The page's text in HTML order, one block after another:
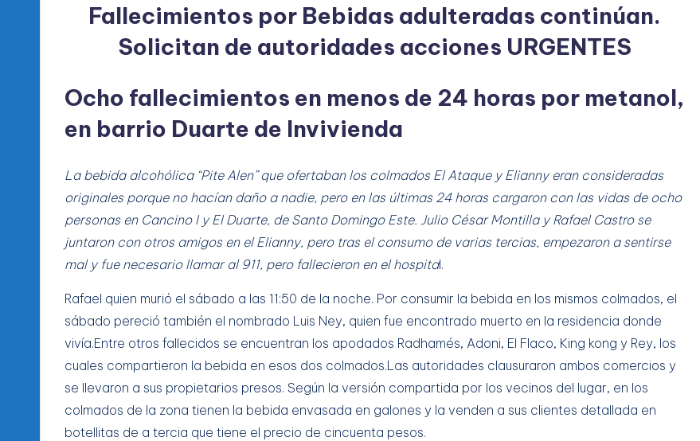
Fallecimientos por Bebidas adulteradas continúan.
Solicitan de autoridades acciones URGENTES
Ocho fallecimientos en menos de 24 horas por metanol,
en barrio Duarte de Invivienda
La bebida alcohólica “Pite Alen” que ofertaban los colmados El Ataque y Elianny eran consideradas
originales porque no hacían daño a nadie, pero en las últimas 24 horas cargaron con las vidas de ocho
personas en Cancino I y El Duarte, de Santo Domingo Este. Julio César Montilla y Rafael Castro se
juntaron con otros amigos en el Elianny, pero tras el consumo de varias tercias, empezaron a sentirse
mal y fue necesario llamar al 911, pero fallecieron en el hospital.
Rafael quien murió el sábado a las 11:50 de la noche. Por consumir la bebida en los mismos colmados, el
sábado pereció también el nombrado Luis Ney, quien fue encontrado muerto en la residencia donde
vivía.Entre otros fallecidos se encuentran los apodados Radhamés, Adoni, El Flaco, King kong y Rey, los
cuales compartieron la bebida en esos dos colmados.Las autoridades clausuraron ambos comercios y
se llevaron a sus propietarios presos. Según la versión compartida por los vecinos del lugar, en los
colmados de la zona tienen la bebida envasada en galones y la venden a sus clientes detallada en
botellitas de a tercia que tiene el precio de cincuenta pesos.